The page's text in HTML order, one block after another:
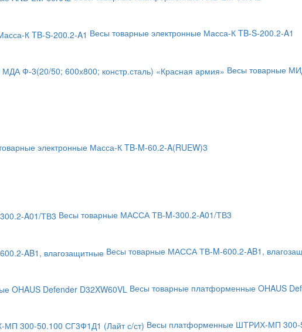
Весы товарные электронные Масса-К TB-S-200.2-A1
Весы товарные
электронные Масса-К TB-M-60.2-A(RUEW)3
Весы товарные МАССА ТВ-M-300.2-A01/ТВ3
Весы товарные МАССА ТВ-M-600.2-AB1,
Весы товарные платформенные OHAUS
Весы платформенные ШТРИХ-МП 300-